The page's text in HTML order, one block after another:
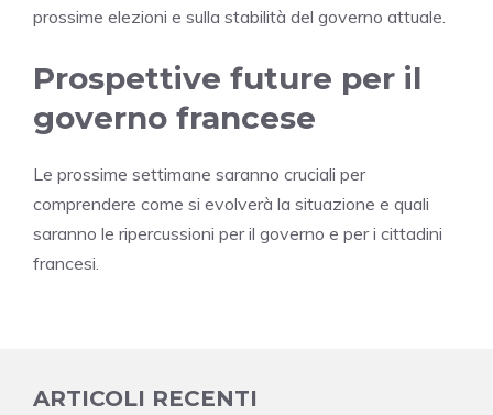
prossime elezioni e sulla stabilità del governo attuale.
Prospettive future per il
governo francese
Le prossime settimane saranno cruciali per
comprendere come si evolverà la situazione e quali
saranno le ripercussioni per il governo e per i cittadini
francesi.
ARTICOLI RECENTI